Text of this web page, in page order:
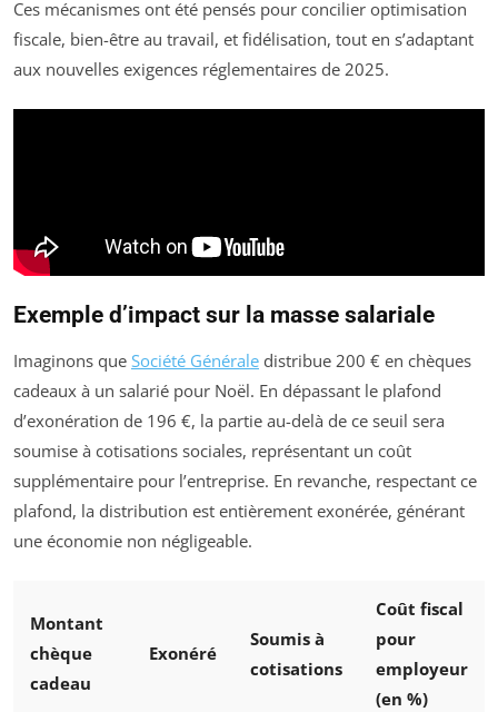
Ces mécanismes ont été pensés pour concilier optimisation
fiscale, bien-être au travail, et fidélisation, tout en s’adaptant
aux nouvelles exigences réglementaires de 2025.
Exemple d’impact sur la masse salariale
Imaginons que Société Générale distribue 200 € en chèques
cadeaux à un salarié pour Noël. En dépassant le plafond
d’exonération de 196 €, la partie au-delà de ce seuil sera
soumise à cotisations sociales, représentant un coût
supplémentaire pour l’entreprise. En revanche, respectant ce
plafond, la distribution est entièrement exonérée, générant
une économie non négligeable.
Montant
chèque
cadeau
Exonéré
Soumis à
cotisations
Coût fiscal
pour
employeur
(en %)